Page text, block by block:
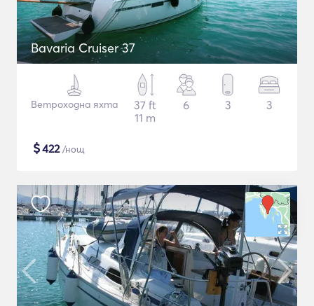
Bavaria Cruiser 37
Ветроходна яхта
37 ft
11 m
6 3 3
$422/нощ